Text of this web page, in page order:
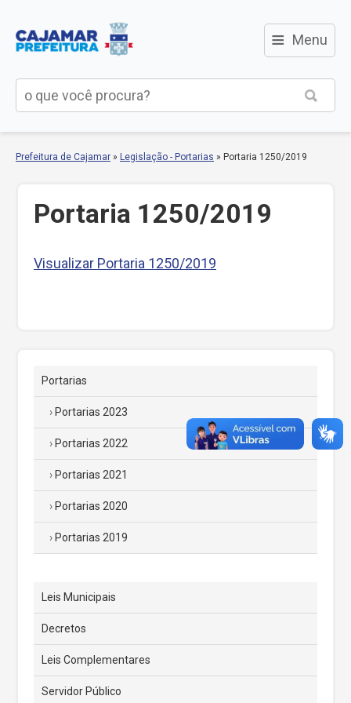
≡ Menu
Prefeitura de Cajamar » Legislação - Portarias » Portaria 1250/2019
Portaria 1250/2019
Visualizar Portaria 1250/2019
Portarias
Portarias 2023
Portarias 2022
Portarias 2021
Portarias 2020
Portarias 2019
Leis Municipais
Decretos
Leis Complementares
Servidor Público